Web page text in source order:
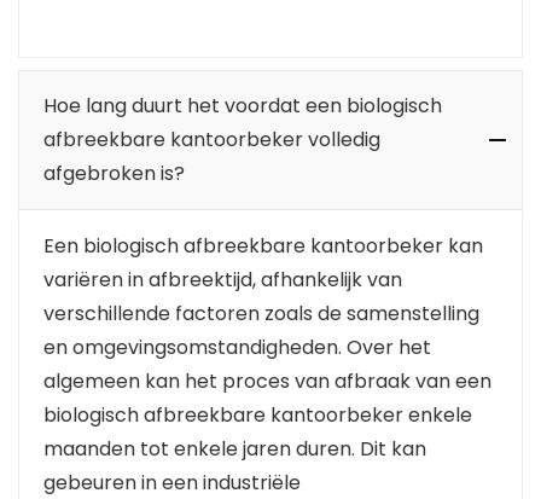
Hoe lang duurt het voordat een biologisch
afbreekbare kantoorbeker volledig
afgebroken is?
Een biologisch afbreekbare kantoorbeker kan
variëren in afbreektijd, afhankelijk van
verschillende factoren zoals de samenstelling
en omgevingsomstandigheden. Over het
algemeen kan het proces van afbraak van een
biologisch afbreekbare kantoorbeker enkele
maanden tot enkele jaren duren. Dit kan
gebeuren in een industriële